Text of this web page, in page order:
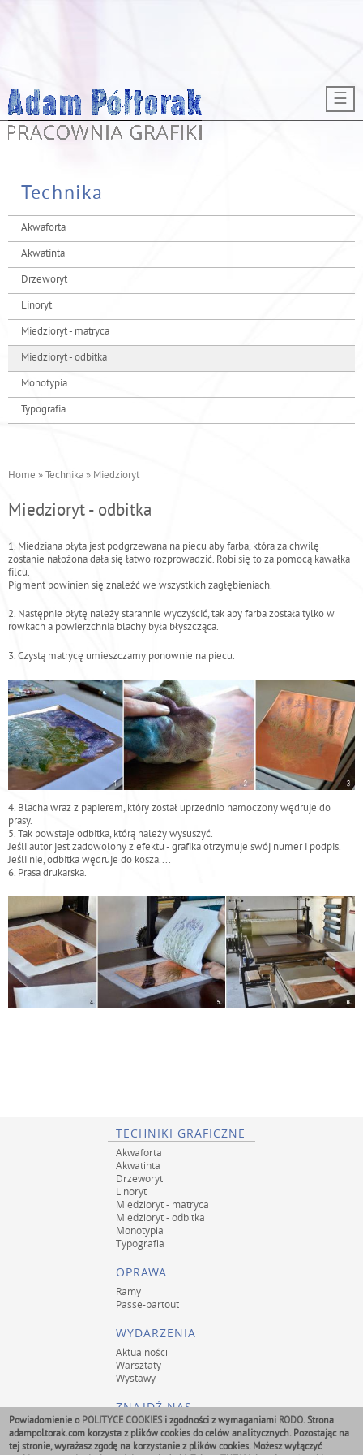
☰
Technika
Akwaforta
Akwatinta
Drzeworyt
Linoryt
Miedzioryt - matryca
Miedzioryt - odbitka
Monotypia
Typografia
e
t
e
ś
t
u
j
Home »Technika» Miedzioryt
Miedzioryt - odbitka
1. Miedziana płyta jest podgrzewana na piecu aby farba, która za chwilę
zostanie nałożona dała się łatwo rozprowadzić. Robi się to za pomocą kawałka
filcu.
Pigment powinien się znaleźć we wszystkich zagłębieniach.
2. Następnie płytę należy starannie wyczyścić, tak aby farba została tylko w
rowkach a powierzchnia blachy była błyszcząca.
3. Czystą matrycę umieszczamy ponownie na piecu.
4. Blacha wraz z papierem, który został uprzednio namoczony wędruje do
prasy.
5. Tak powstaje odbitka, którą należy wysuszyć.
Jeśli autor jest zadowolony z efektu - grafika otrzymuje swój numer i podpis.
Jeśli nie, odbitka wędruje do kosza....
6. Prasa drukarska.
TECHNIKI GRAFICZNE
Akwaforta
Akwatinta
Drzeworyt
Linoryt
Miedzioryt - matryca
Miedzioryt - odbitka
Monotypia
Typografia
OPRAWA
Ramy
Passe-partout
WYDARZENIA
Aktualności
Warsztaty
Wystawy
ZNAJDŹ NAS
Powiadomienie o POLITYCE COOKIESi zgodności z wymaganiami RODO.Strona
adampoltorak.com korzysta z plików cookies do celów analitycznych. Pozostając na
tej stronie, wyrażasz zgodę na korzystanie z plików cookies. Możesz wyłączyć